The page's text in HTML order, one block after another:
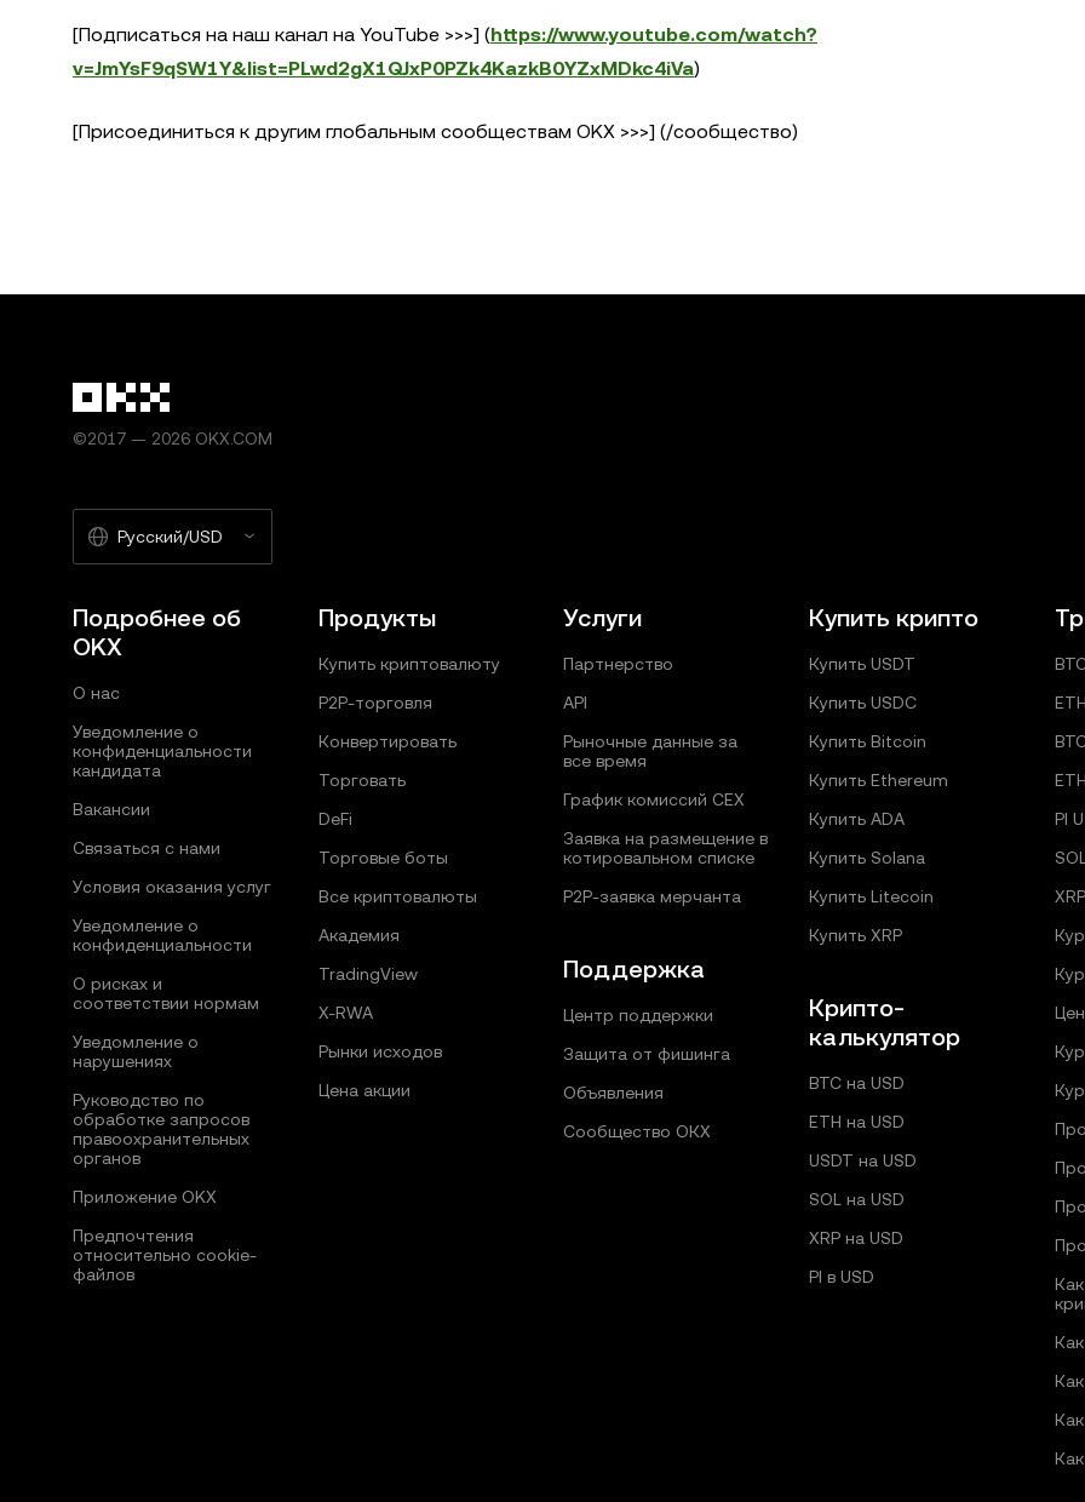
[Подписаться на наш канал на YouTube >>>] (https://www.youtube.com/watch?
v=JmYsF9qSW1Y&list=PLwd2gX1QJxP0PZk4KazkB0YZxMDkc4iVa)
[Присоединиться к другим глобальным сообществам OKX >>>] (/сообщество)
©2017 — 2026 OKX.COM
Русский/USD
Подробнее об
OKX
О нас
Уведомление о
конфиденциальности
кандидата
Вакансии
Связаться с нами
Условия оказания услуг
Уведомление о
конфиденциальности
О рисках и
соответствии нормам
Уведомление о
нарушениях
Руководство по
обработке запросов
правоохранительных
органов
Приложение OKX
Предпочтения
относительно сookie-
файлов
Продукты
Купить криптовалюту
P2P-торговля
Конвертировать
Торговать
DeFi
Торговые боты
Все криптовалюты
Академия
TradingView
X-RWA
Рынки исходов
Цена акции
Услуги
Партнерство
API
Рыночные данные за
все время
График комиссий CEX
Заявка на размещение в
котировальном списке
P2P‑заявка мерчанта
Поддержка
Центр поддержки
Защита от фишинга
Объявления
Сообщество ОКХ
Купить крипто
Купить USDT
Купить USDC
Купить Bitcoin
Купить Ethereum
Купить ADA
Купить Solana
Купить Litecoin
Купить XRP
Крипто-
калькулятор
BTC на USD
ETH на USD
USDT на USD
SOL на USD
XRP на USD
PI в USD
PI